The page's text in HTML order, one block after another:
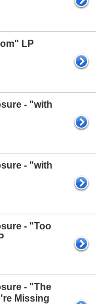
LP
- "with
- "with
- "Too
- "The
Missing